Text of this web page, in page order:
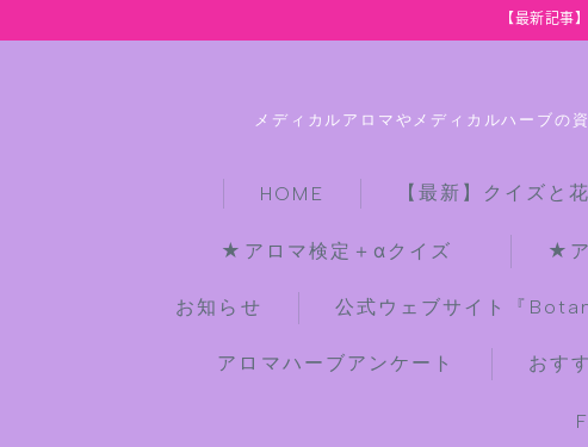
【最新記事
メディカルアロマやメディカルハーブの
HOME 【最新】クイズと
★アロマ検定＋αクイズ ★ア
お知らせ 公式ウェブサイト『
アロマハーブアンケート おす